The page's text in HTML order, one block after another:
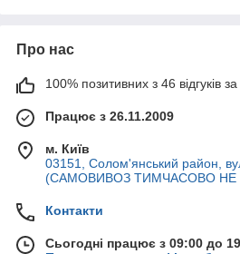
Про нас
100% позитивних з 46 відгуків за
Працює з 26.11.2009
м. Київ
03151, Солом'янський район,
(САМОВИВОЗ ТИМЧАСОВО НЕ
Контакти
Сьогодні працює з 09:00 до